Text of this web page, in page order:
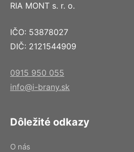
RIA MONT s. r. o.
IČO: 53878027
DIČ: 2121544909
0915 950 055
info@i-brany.sk
Dôležité odkazy
O nás